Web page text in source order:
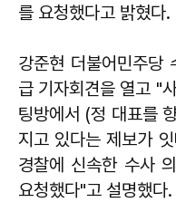
를 요청했다고 밝혔다.
강준현 더불어민주당
급 기자회견을 열고 "
팅방에서 (정 대표를
지고 있다는 제보가
경찰에 신속한 수사
요청했다"고 설명했다.